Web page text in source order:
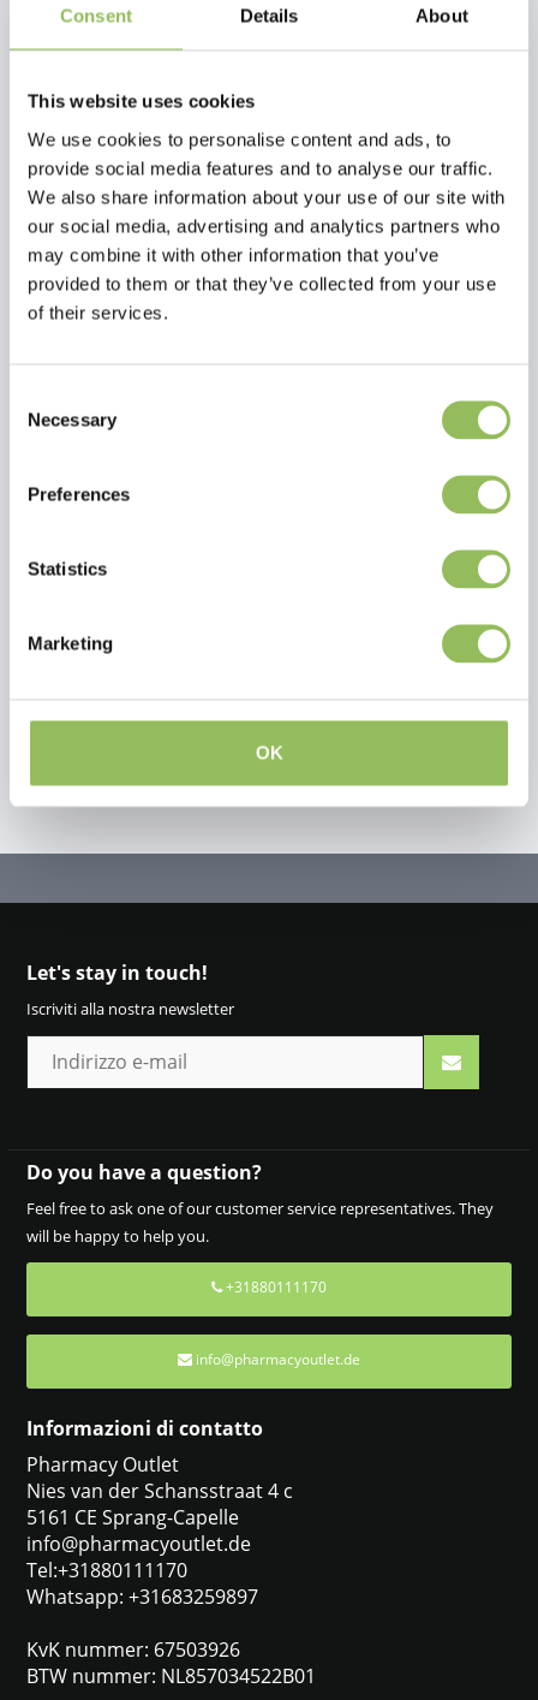
Consent Details About
This website uses cookies
We use cookies to personalise content and ads, to
provide social media features and to analyse our traffic.
We also share information about your use of our site with
our social media, advertising and analytics partners who
may combine it with other information that you’ve
provided to them or that they’ve collected from your use
of their services.
Selection
Necessary
Preferences
Statistics
Marketing
OK
comodo.
This article has no reviews yet
Crea la tua recensione
Let's stay in touch!
Iscriviti alla nostra newsletter
Do you have a question?
Feel free to ask one of our customer service representatives. They
will be happy to help you.
+31880111170
info@pharmacyoutlet.de
Informazioni di contatto
Pharmacy Outlet
Nies van der Schansstraat 4 c
5161 CE Sprang-Capelle
info@pharmacyoutlet.de
Tel:+31880111170
Whatsapp: +31683259897
KvK nummer: 67503926
BTW nummer: NL857034522B01